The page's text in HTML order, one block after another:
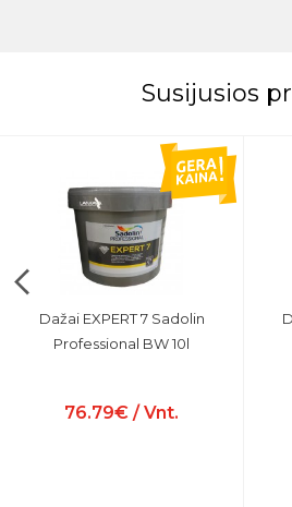
Susijusios
Dažai EXPERT 7 Sadolin
Professional BW 10l
76.79€ / Vnt.